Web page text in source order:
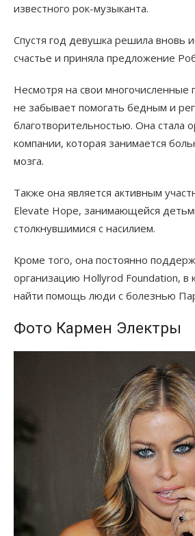
известного рок-музыканта.
Спустя год девушка решила вновь
счастье и приняла предложение
Несмотря на свои многочисленные
не забывает помогать бедным и
благотворительностью. Она стала
компании, которая занимается
мозга.
Также она является активным
Elevate Hope, занимающейся
столкнувшимися с насилием.
Кроме того, она постоянно
организацию Hollyrod Foundation, в
найти помощь люди с болезнью
Фото Кармен Электры